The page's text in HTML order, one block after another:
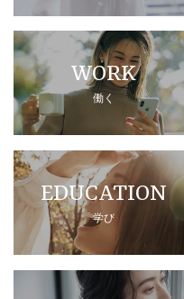
WORK
働く
EDUCATION
学び